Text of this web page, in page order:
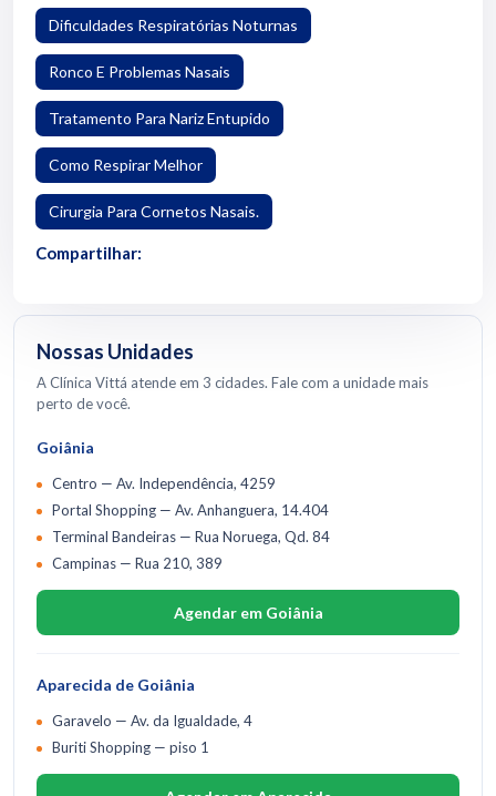
Dificuldades Respiratórias Noturnas
Ronco E Problemas Nasais
Tratamento Para Nariz Entupido
Como Respirar Melhor
Cirurgia Para Cornetos Nasais.
Compartilhar:
Nossas Unidades
A Clínica Vittá atende em 3 cidades. Fale com a unidade mais
perto de você.
Goiânia
Centro — Av. Independência, 4259
Portal Shopping — Av. Anhanguera, 14.404
Terminal Bandeiras — Rua Noruega, Qd. 84
Campinas — Rua 210, 389
Agendar em Goiânia
Aparecida de Goiânia
Garavelo — Av. da Igualdade, 4
Buriti Shopping — piso 1